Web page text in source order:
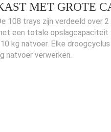
MET GROTE
108 trays zijn verdeeld over
een totale opslagcapaciteit
kg natvoer. Elke
natvoer verwerken.